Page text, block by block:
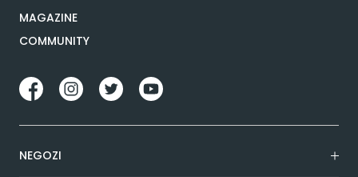
MAGAZINE
COMMUNITY
NEGOZI